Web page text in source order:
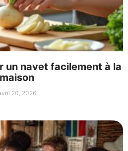
un navet facilement à la
maison
20, 2026